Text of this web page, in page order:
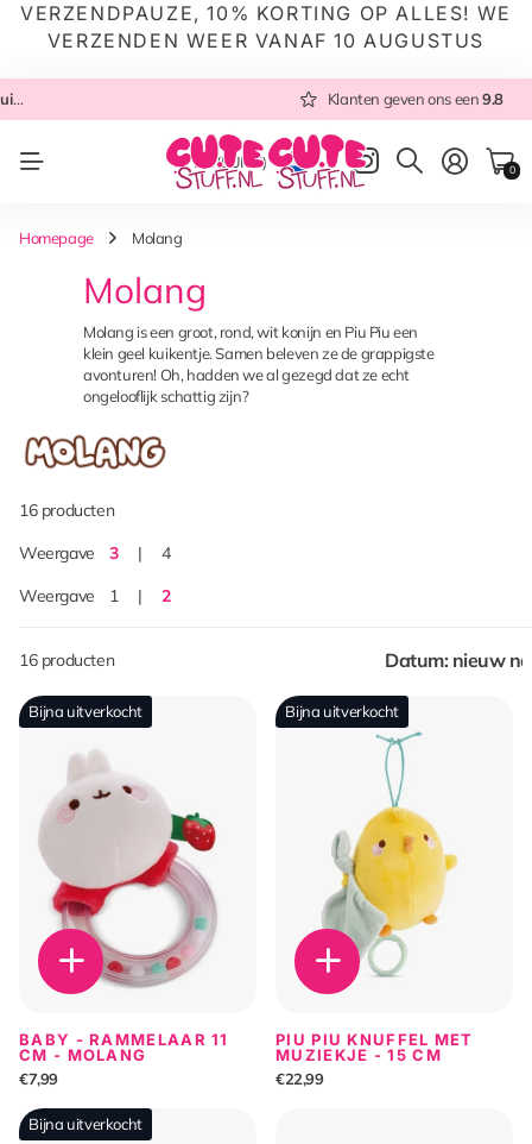
VERZENDPAUZE, 10% KORTING OP ALLES! WE
VERZENDEN WEER VANAF 10 AUGUSTUS
vanuit NL 9.8
Klanten geven ons een9.8
NL(EUR €) 0
Homepage Molang
Molang
Molang is een groot, rond, wit konijn en Piu Piu een
klein geel kuikentje. Samen beleven ze de grappigste
avonturen! Oh, hadden we al gezegd dat ze echt
ongelooflijk schattig zijn?
16 producten
Weergave
3
4
Weergave
1 2
16 producten
Bijna uitverkocht
BABY - RAMMELAAR 11
CM - MOLANG
€7,99
Bijna uitverkocht
PIU PIU KNUFFEL MET
MUZIEKJE - 15 CM
€22,99
Bijna uitverkocht